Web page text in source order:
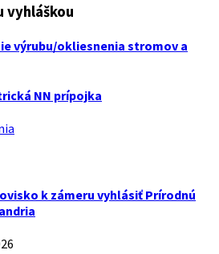
vyhláškou
výrubu/okliesnenia stromov a
NN prípojka
k zámeru vyhlásiť Prírodnú